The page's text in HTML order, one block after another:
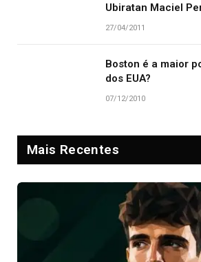
Ubiratan Maciel
27/04/2011
Boston é a maior
dos EUA?
07/12/2010
Mais Recentes